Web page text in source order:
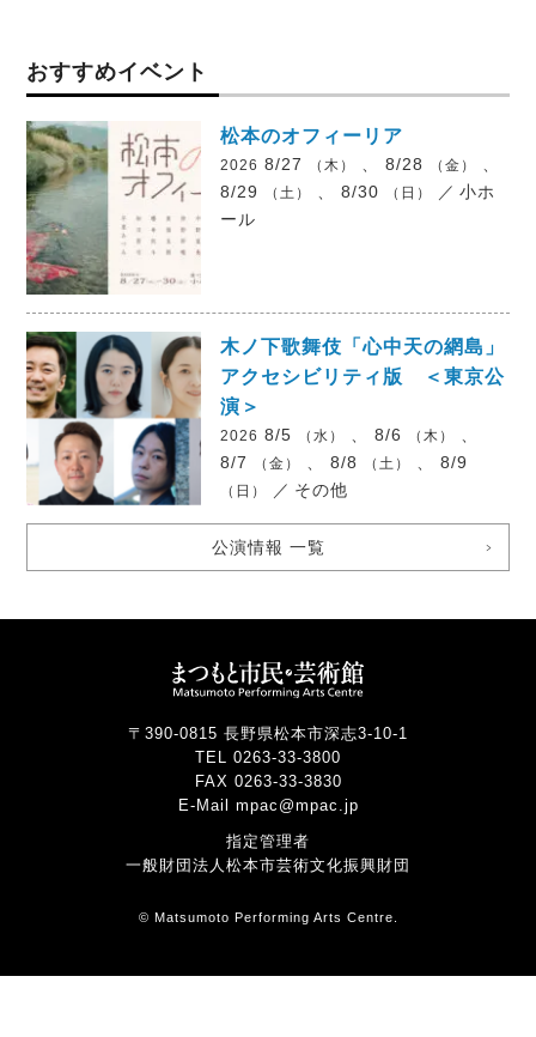
おすすめイベント
松本のオフィーリア
2026 8/27 （木） 、 8/28 （金）
8/29
（土） 、 8/30 （日） ／ 小ホ
ール
木ノ下歌舞伎「心中天の網島」
アクセシビリティ版 ＜東京公
演＞
2026 8/5 （水） 、 8/6 （木）
8/7
（金） 、 8/8 （土） 、 8/9
（日） ／ その他
公演情報 一覧
〒390-0815 長野県松本市深志3-10-1
TEL 0263-33-3800
FAX 0263-33-3830
E-Mail mpac@mpac.jp
指定管理者
一般財団法人松本市芸術文化振興財団
© Matsumoto Performing Arts Centre.